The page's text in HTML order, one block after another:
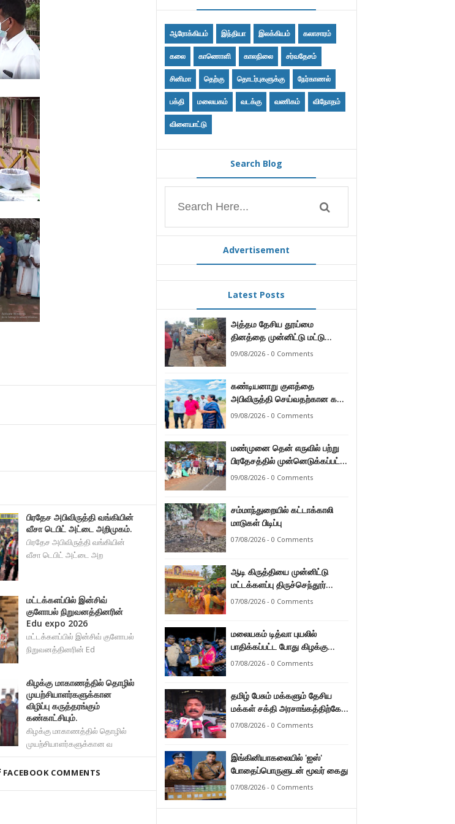
பிரதேச அபிவிருத்தி வங்கியின்
வீசா டெபிட் அட்டை அறிமுகம்.
பிரதேச அபிவிருத்தி வங்கியின்
வீசா டெபிட் அட்டை அற
மட்டக்களப்பில் இன்சிவ்
குளோபல் நிறுவனத்தினரின்
Edu expo 2026
மட்டக்களப்பில் இன்சிவ் குளோபல்
நிறுவனத்தினரின் Ed
கிழக்கு மாகாணத்தில் தொழில்
முயற்சியாளர்களுக்கான
விழிப்பு கருத்தரங்கும்
கண்காட்சியும்.
கிழக்கு மாகாணத்தில் தொழில்
முயற்சியாளர்களுக்கான வ
FACEBOOK COMMENTS
ஆரோக்கியம் இந்தியா இலக்கியம் கலாசாரம்
கலை காணொளி காலநிலை சர்வதேசம்
சினிமா தெற்கு தொடர்புகளுக்கு நேர்காணல்
பக்தி மலையகம் வடக்கு வணிகம் விநோதம்
விளையாட்டு
Search Blog
Advertisement
Latest Posts
அத்தம தேசிய தூய்மை
தினத்தை முன்னிட்டு மட்டு
மாநகர சபையின் பிரதான நிகழ்வு.
09/08/2026 - 0 Comments
கண்டியனாறு குளத்தை
அபிவிருத்தி செய்வதற்கான கள
விஜயம்.
09/08/2026 - 0 Comments
மண்முனை தென் எருவில் பற்று
பிரதேசத்தில் முன்னெடுக்கப்பட்ட
தேசிய தூய்மை தினம்.
09/08/2026 - 0 Comments
சம்மாந்துறையில் கட்டாக்காலி
மாடுகள் பிடிப்பு
07/08/2026 - 0 Comments
ஆடி கிருத்தியை முன்னிட்டு
மட்டக்களப்பு திருச்செந்தூர்
முருகன் ஆலயத்தில் இடம்பெற்ற
07/08/2026 - 0 Comments
மலையகம் டித்வா புயலில்
பாதிக்கப்பட்ட போது கிழக்கு
மாகாண மக்கள் நீட்டிய
நுவரெலியா மாநகர சபை பிரதி
முதல்வர் எஸ். யோகராஜா
07/08/2026 - 0 Comments
தமிழ் பேசும் மக்களும் தேசிய
மக்கள் சக்தி அரசாங்கத்திற்கே
ஆணையளித்துள்ளனர் –
07/08/2026 - 0 Comments
இங்கினியாகலையில் 'ஐஸ்'
போதைப்பொருளுடன் மூவர் கைது
07/08/2026 - 0 Comments